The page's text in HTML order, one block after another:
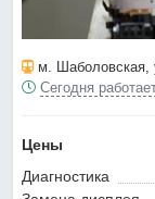
м. Шаболовская,
Сегодня
Цены
Диагностика